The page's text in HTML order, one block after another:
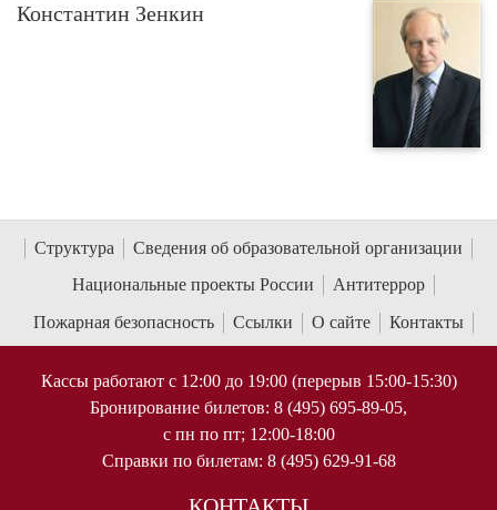
Константин Зенкин
Структура
Сведения об образовательной организации
Национальные проекты России
Антитеррор
Пожарная безопасность
Ссылки О сайте Контакты
Кассы работают с 12:00 до 19:00 (перерыв 15:00-15:30)
Бронирование билетов: 8 (495) 695-89-05,
с пн по пт; 12:00-18:00
Справки по билетам: 8 (495) 629-91-68